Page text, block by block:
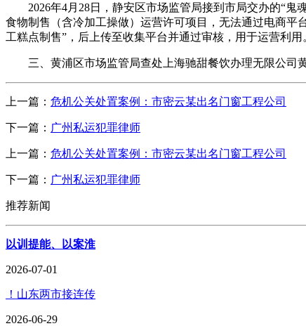
2026年4月28日，静安区市场监管局接到市局交办的“鬼
食物制售（含冷加工操做）运营许可项目，无法通过电商平
工糕点制售”，后上传至收集平台并通过审核，用于运营利用
三、黄浦区市场监管局查处上海驰甜餐饮办理无限公司
上一篇： 危机公关处置案例：市密云某出名门窗工程公司
下一篇： 广州私运犯罪律师
上一篇： 危机公关处置案例：市密云某出名门窗工程公司
下一篇： 广州私运犯罪律师
推荐新闻
以训提能、以案淮
2026-07-01
！山东两市接连传
2026-06-29